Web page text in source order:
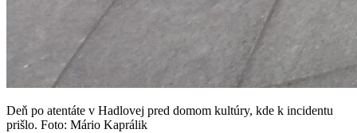
Deň po atentáte v Hadlovej pred domom kultúry, kde k incidentu
prišlo. Foto: Mário Kaprálik